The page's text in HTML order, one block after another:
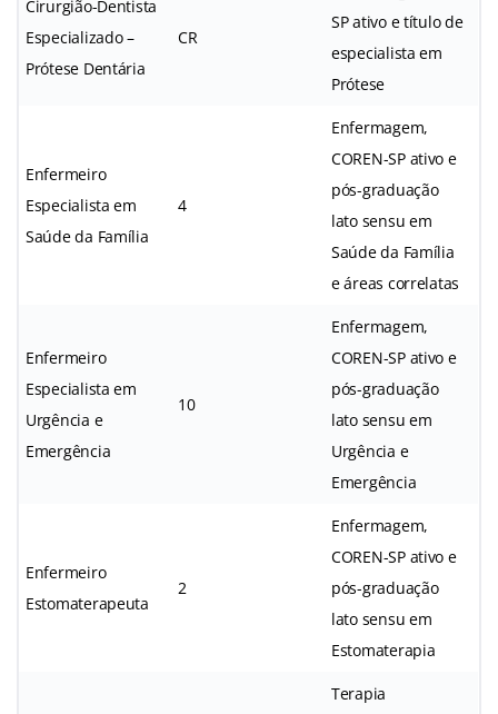
Cirurgião-Dentista
Especializado –
Prótese Dentária
CR
SP ativo e título de
especialista em
Prótese
Enfermeiro
Especialista em
Saúde da Família
4
Enfermagem,
COREN-SP ativo e
pós-graduação
lato sensu em
Saúde da Família
e áreas correlatas
Enfermeiro
Especialista em
Urgência e
Emergência
10
Enfermagem,
COREN-SP ativo e
pós-graduação
lato sensu em
Urgência e
Emergência
Enfermeiro
Estomaterapeuta
2
Enfermagem,
COREN-SP ativo e
pós-graduação
lato sensu em
Estomaterapia
Terapia